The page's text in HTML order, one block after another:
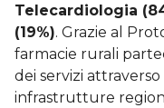
Telecardiologia
(19%). Grazie al
farmacie rurali
dei servizi
infrastrutture